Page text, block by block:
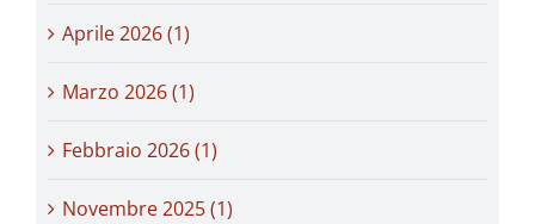
Aprile 2026 (1)
Marzo 2026 (1)
Febbraio 2026 (1)
Novembre 2025 (1)